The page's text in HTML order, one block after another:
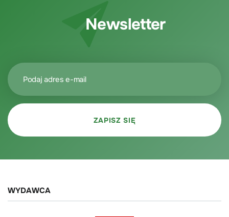
Newsletter
WYDAWCA